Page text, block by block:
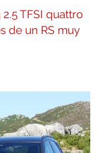
TFSI quattro
de un RS muy